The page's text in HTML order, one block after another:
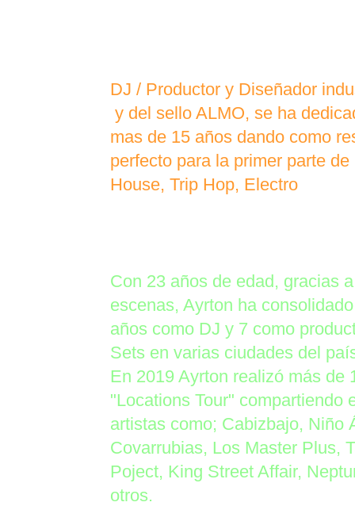
DJ / Productor y Diseñador
y del sello ALMO, se ha
mas de 15 años dando como
perfecto para la primer parte
House, Trip Hop, Electro
Con 23 años de edad, gracias
escenas, Ayrton ha
años como DJ y 7 como
Sets en varias ciudades del
En 2019 Ayrton realizó más
"Locations Tour" compartiendo
artistas como; Cabizbajo, Niño
Covarrubias, Los Master Plus,
Poject, King Street Affair,
otros.